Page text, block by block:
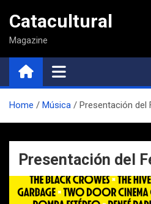
contenido
Catacultural
Magazine
Home Música Presentación del
Presentación del